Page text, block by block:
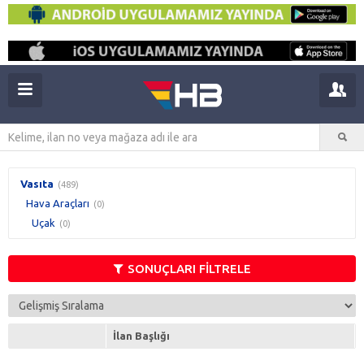
Vasıta (489)
Hava Araçları (0)
Uçak (0)
SONUÇLARI FİLTRELE
İlan Başlığı